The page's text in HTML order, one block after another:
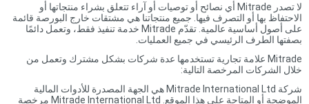
لا تصدر Mitrade أي نصائح أو توصيات أو آراء تتعلق بشراء منتجاتها أو
الاحتفاظ بها أو التصرف فيها. جميع منتجاتنا هي مشتقات خارج البورصة قائمة
على أصول أساسية عالمية. تقدّم Mitrade خدمة تنفيذ فقط، وتعمل دائمًا
بصفتها الطرف الرئيسي في جميع العمليات.
Mitrade علامة تجارية تستخدمها عدة شركات بشكل مشترك وتعمل من
خلال الشركات المرخصة التالية:
شركة Mitrade International Ltd هي الجهة المصدرة للأدوات المالية
الموضحة أو المتاحة على هذا الموقع. Mitrade International Ltd مرخصة